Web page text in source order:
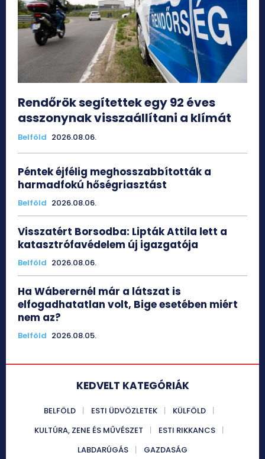
Rendőrök segítettek egy 92 éves
asszonynak visszaállítani a klímát
Belföld 2026.08.06.
Péntek éjfélig meghosszabbították a
harmadfokú hőségriasztást
Belföld 2026.08.06.
Visszatért Borsodba: Lipták Attila lett a
katasztrófavédelem új igazgatója
Belföld 2026.08.06.
Ha Wáberernél már a látszat is
elfogadhatatlan volt, Bige esetében miért
nem az?
Belföld 2026.08.05.
KEDVELT KATEGÓRIÁK
BELFÖLD ESTI ÜDVÖZLETEK
KÜLFÖLD
KULTÚRA, ZENE ÉS MŰVÉSZET
ESTI RIKKANCS
LABDARÚGÁS
GAZDASÁG